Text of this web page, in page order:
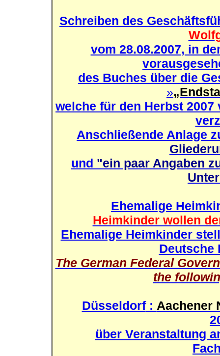
Schreiben des
vom 28.08.2007, in
des Buches über die
»
welche für den Herbst
Anschließende Anlage
und "ein paar Angaben
Ehemalige
Heimkinder wollen
Ehemalige Heimkinder
Deutsche
The German Federal
the
Düsseldorf : Aachener
über Veranstaltung